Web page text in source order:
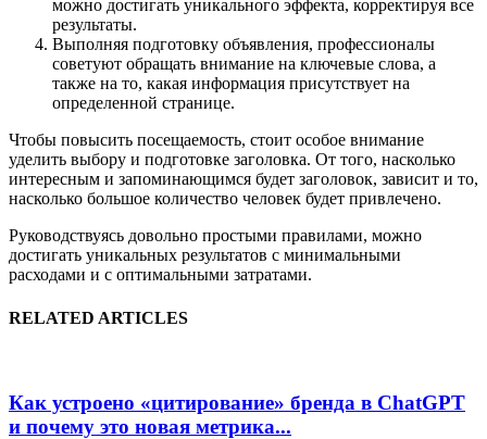
можно достигать уникального эффекта, корректируя все
результаты.
Выполняя подготовку объявления, профессионалы
советуют обращать внимание на ключевые слова, а
также на то, какая информация присутствует на
определенной странице.
Чтобы повысить посещаемость, стоит особое внимание
уделить выбору и подготовке заголовка. От того, насколько
интересным и запоминающимся будет заголовок, зависит и то,
насколько большое количество человек будет привлечено.
Руководствуясь довольно простыми правилами, можно
достигать уникальных результатов с минимальными
расходами и с оптимальными затратами.
RELATED ARTICLES
Как устроено «цитирование» бренда в ChatGPT
и почему это новая метрика...